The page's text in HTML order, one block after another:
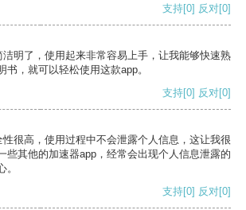
支持[0] 反对[0]
明了，使用起来非常容易上手，让我能够快速熟
书，就可以轻松使用这款app。
支持[0] 反对[0]
很高，使用过程中不会泄露个人信息，这让我很
些其他的加速器app，经常会出现个人信息泄露的
支持[0] 反对[0]